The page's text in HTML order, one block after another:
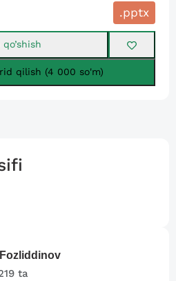
.pptx
qilish (4 000 so'm)
Fozliddinov
ta